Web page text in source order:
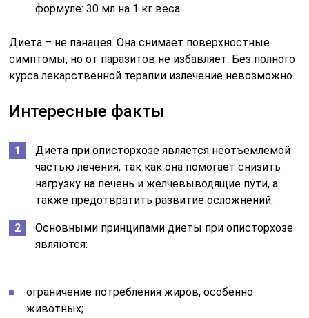
формуле: 30 мл на 1 кг веса.
Диета – не панацея. Она снимает поверхностные
симптомы, но от паразитов не избавляет. Без полного
курса лекарственной терапии излечение невозможно.
Интересные факты
Диета при описторхозе является неотъемлемой
частью лечения, так как она помогает снизить
нагрузку на печень и желчевыводящие пути, а
также предотвратить развитие осложнений.
Основными принципами диеты при описторхозе
являются:
ограничение потребления жиров, особенно
животных;